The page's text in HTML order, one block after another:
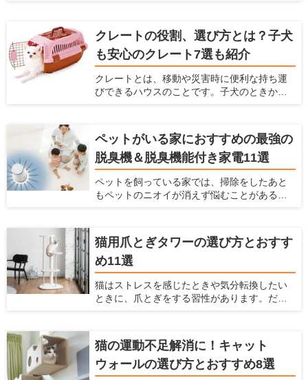
間で過ごしたいなら、ペット対応可のフロー
リングワックスがおすすめです。床に塗るだ
けで滑り止めやキズ防止効果が得られます。
この記事では、フローリングワックスを選ぶ
ポイントとフロアコーティングとの違い、お
すすめ商品5つを紹介します。
クレートの役割、選び方とは？子犬
も安心のクレート7選も紹介
クレートとは、移動や災害時に便利な持ち運
びできるハウスのことです。子犬のときから
は、クレートの使い方と選び方を紹介すると
ともに、素材別おすすめ商品を7つピックアッ
プして紹介します。
ペットがいる家におすすめの最強の
脱臭機＆脱臭機能付き家電11選
ペットを飼っている家では、掃除をしたあと
もペットのニオイが消えず悩むことがあるか
屋のニオイを大きく減らすことができます。
ただ脱臭機を選ぶときには、どれを選べばい
いかわからないことも多いです。今回は、
ペットがいる家で脱臭機を置くとよい理由
や、どうやって選ぶべきか、おすすめの脱臭
機と脱臭機能付き家電を紹介するので参考に
猫用爪とぎタワーの選び方とおすす
め11選
猫はストレスを感じたときや気分転換したい
ときに、爪とぎをする習性があります。だか
愛猫に不適切な場所で爪をとがれることは大
きな悩みとなります。飼い主を悩ませる爪を
といでしまいやすい代表的な場所は、壁・
柱・ソファーなどがあげられます。愛猫の不
猫の運動不足解消に！キャット
ウォールの選び方とおすすめ8選